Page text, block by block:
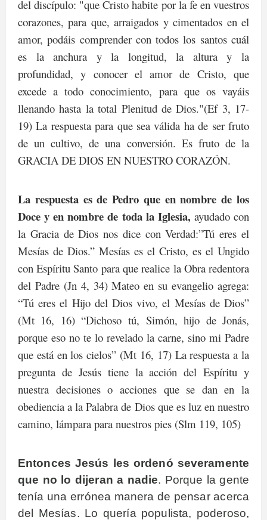
del discípulo: "que Cristo habite por la fe en vuestros
corazones, para que, arraigados y cimentados en el
amor, podáis comprender con todos los santos cuál
es la anchura y la longitud, la altura y la
profundidad, y conocer el amor de Cristo, que
excede a todo conocimiento, para que os vayáis
llenando hasta la total Plenitud de Dios."(Ef 3, 17-
19) La respuesta para que sea válida ha de ser fruto
de un cultivo, de una conversión. Es fruto de la
GRACIA DE DIOS EN NUESTRO CORAZÓN.
La respuesta es de Pedro que en nombre de los
Doce y en nombre de toda la Iglesia, ayudado con
la Gracia de Dios nos dice con Verdad:”Tú eres el
Mesías de Dios.” Mesías es el Cristo, es el Ungido
con Espíritu Santo para que realice la Obra redentora
del Padre (Jn 4, 34) Mateo en su evangelio agrega:
“Tú eres el Hijo del Dios vivo, el Mesías de Dios”
(Mt 16, 16) “Dichoso tú, Simón, hijo de Jonás,
porque eso no te lo revelado la carne, sino mi Padre
que está en los cielos” (Mt 16, 17) La respuesta a la
pregunta de Jesús tiene la acción del Espíritu y
nuestra decisiones o acciones que se dan en la
obediencia a la Palabra de Dios que es luz en nuestro
camino, lámpara para nuestros pies (Slm 119, 105)
Entonces Jesús les ordenó severamente
que no lo dijeran a nadie. Porque la gente
tenía una errónea manera de pensar acerca
del Mesías. Lo quería populista, poderoso,